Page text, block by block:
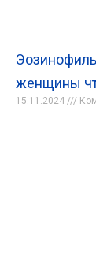
женщины
15.11.2024